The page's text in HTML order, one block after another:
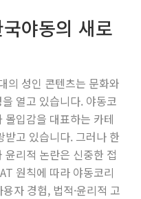
야동의 새로
의 성인 콘텐츠는 문화와
열고 있습니다. 야동코
입감을 대표하는 카테
고 있습니다. 그러나 한
리적 논란은 신중한 접
원칙에 따라 야동코리
자 경험, 법적·윤리적 고